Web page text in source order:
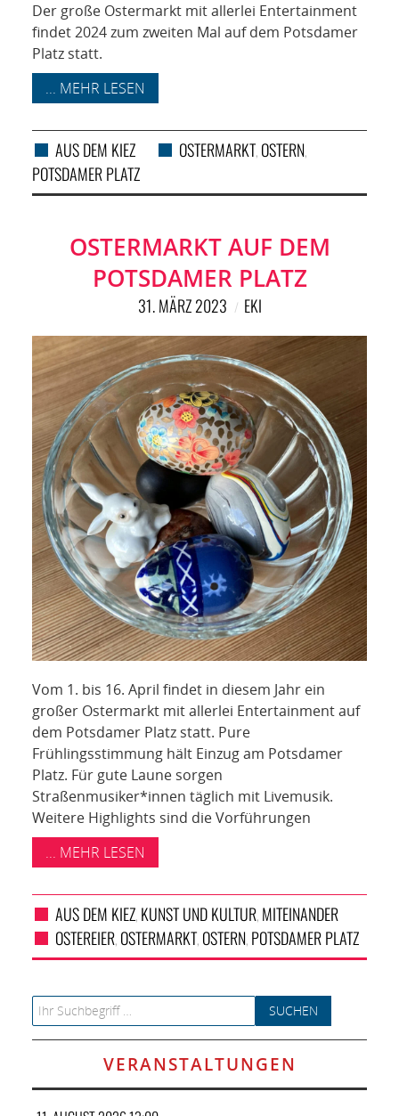
Der große Ostermarkt mit allerlei Entertainment
findet 2024 zum zweiten Mal auf dem Potsdamer
Platz statt.
... MEHR LESEN
AUS DEM KIEZ OSTERMARKT, OSTERN,
POTSDAMER PLATZ
OSTERMARKT AUF DEM
POTSDAMER PLATZ
31. MÄRZ 2023 EKI
Vom 1. bis 16. April findet in diesem Jahr ein
großer Ostermarkt mit allerlei Entertainment auf
dem Potsdamer Platz statt. Pure
Frühlingsstimmung hält Einzug am Potsdamer
Platz. Für gute Laune sorgen
Straßenmusiker*innen täglich mit Livemusik.
Weitere Highlights sind die Vorführungen
... MEHR LESEN
AUS DEM KIEZ, KUNST UND KULTUR, MITEINANDER
OSTEREIER, OSTERMARKT, OSTERN, POTSDAMER PLATZ
Search for:
VERANSTALTUNGEN